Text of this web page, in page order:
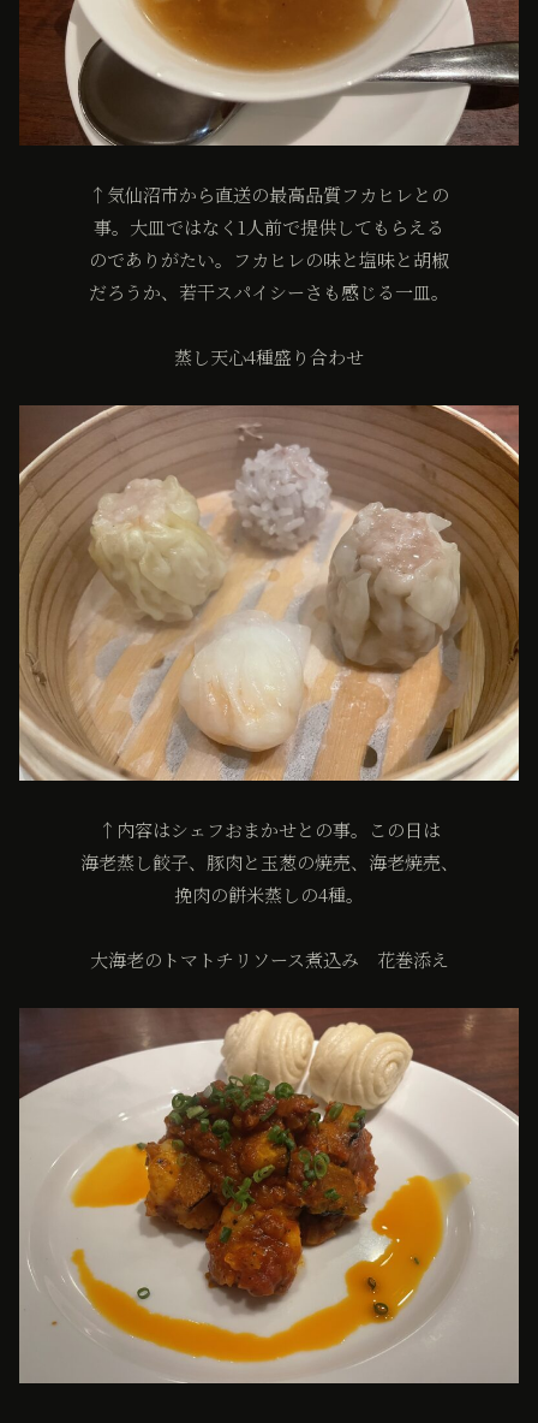
↑気仙沼市から直送の最高品質フカヒレとの
事。大皿ではなく1人前で提供してもらえる
のでありがたい。フカヒレの味と塩味と胡椒
だろうか、若干スパイシーさも感じる一皿。
蒸し天心4種盛り合わせ
↑内容はシェフおまかせとの事。この日は
海老蒸し餃子、豚肉と玉葱の焼売、海老焼売、
挽肉の餅米蒸しの4種。
大海老のトマトチリソース煮込み 花巻添え